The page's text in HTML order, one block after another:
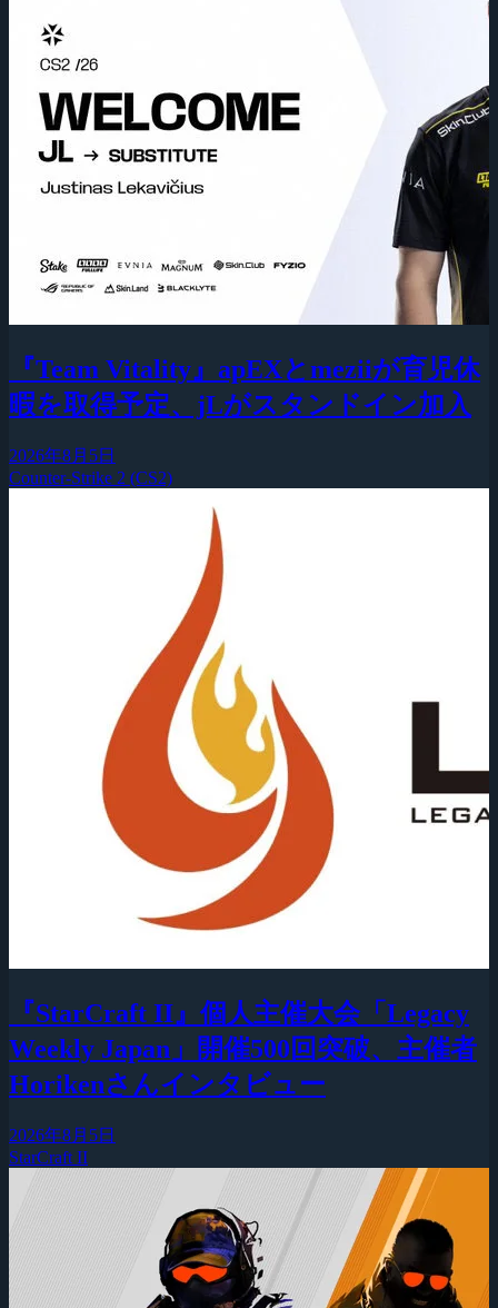
『Team Vitality』apEXとmeziiが育児休
暇を取得予定、jLがスタンドイン加入
2026年8月5日
Counter-Strike 2 (CS2)
『StarCraft II』個人主催大会「Legacy
Weekly Japan」開催500回突破、主催者
Horikenさんインタビュー
2026年8月5日
StarCraft II